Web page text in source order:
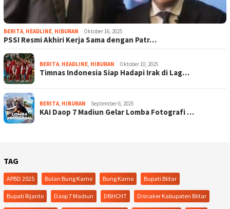
BERITA, HEADLINE, HIBURAN Oktober 16, 2025
PSSI Resmi Akhiri Kerja Sama dengan Patr…
BERITA, HEADLINE, HIBURAN Oktober 10, 2025
Timnas Indonesia Siap Hadapi Irak di Lag…
BERITA, HIBURAN September 6, 2025
KAI Daop 7 Madiun Gelar Lomba Fotografi …
TAG
APBD 2025 Bulan Bung Karno Bung Karno Bupati Blitar
Bupati Rijanto Daop 7 Madiun DBHCHT Disnaker Kabupaten Blitar